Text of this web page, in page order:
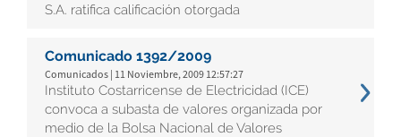
S.A. ratifica calificación otorgada
Comunicado 1392/2009
Comunicados | 11 Noviembre, 2009 12:57:27
Instituto Costarricense de Electricidad (ICE)
convoca a subasta de valores organizada por
medio de la Bolsa Nacional de Valores